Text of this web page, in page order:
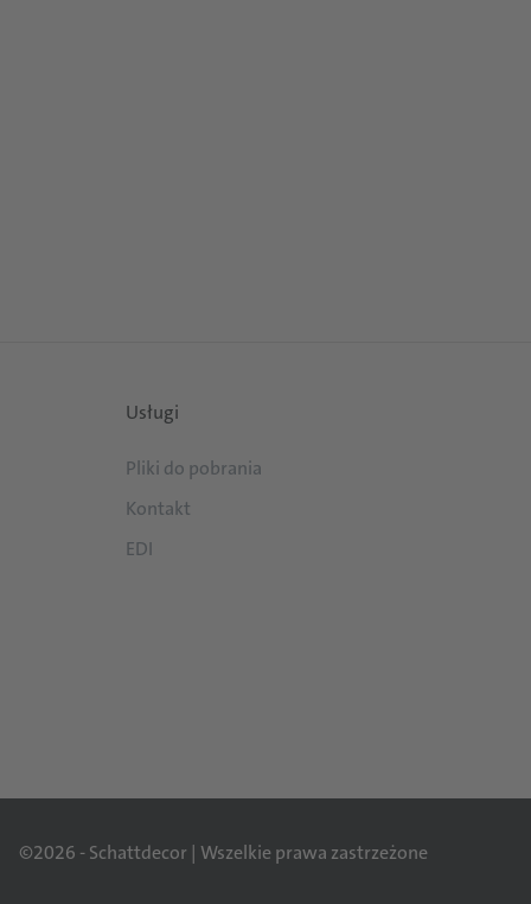
Usługi
Pliki do pobrania
Kontakt
EDI
©2026 - Schattdecor | Wszelkie prawa zastrzeżone